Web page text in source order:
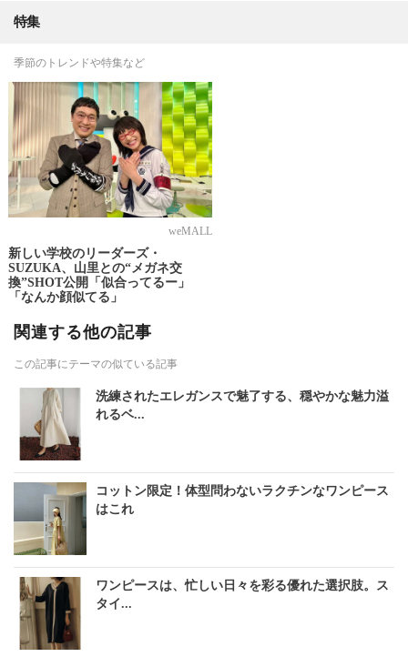
特集
季節のトレンドや特集など
weMALL
新しい学校のリーダーズ・
SUZUKA、山里との“メガネ交
換”SHOT公開「似合ってるー」
「なんか顔似てる」
関連する他の記事
この記事にテーマの似ている記事
洗練されたエレガンスで魅了する、穏やかな魅力溢
れるベ...
コットン限定！体型問わないラクチンなワンピース
はこれ
ワンピースは、忙しい日々を彩る優れた選択肢。ス
タイ...